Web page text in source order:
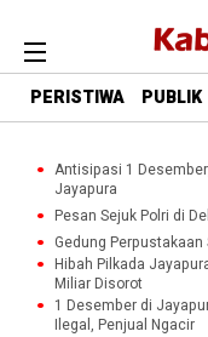
PERISTIWA PUBLIK
Antisipasi 1
Jayapura
Pesan Sejuk Polri di
Gedung Perpustakaan
Hibah Pilkada
Miliar Disorot
1 Desember di
Ilegal, Penjual Ngacir